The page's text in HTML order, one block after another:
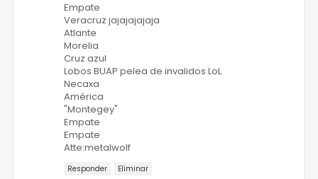
Empate
Veracruz jajajajajaja
Atlante
Morelia
Cruz azul
Lobos BUAP pelea de invalidos LoL
Necaxa
América
"Montegey"
Empate
Empate
Atte:metalwolf
Responder Eliminar